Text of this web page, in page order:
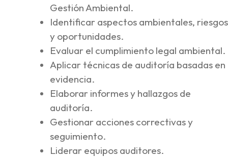
Gestión Ambiental.
Identificar aspectos ambientales, riesgos
y oportunidades.
Evaluar el cumplimiento legal ambiental.
Aplicar técnicas de auditoría basadas en
evidencia.
Elaborar informes y hallazgos de
auditoría.
Gestionar acciones correctivas y
seguimiento.
Liderar equipos auditores.